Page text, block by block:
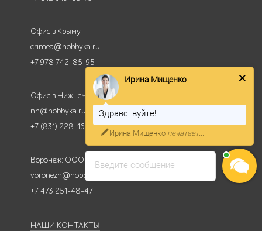
Офис в Крыму
crimea@hobbyka.ru
+7 978 742-85-95
Офис в Нижнем Новгороде
nn@hobbyka.ru
+7 (831) 228-16-84
Воронеж: ООО КМР
voronezh@hobbyka.ru
+7 473 251-48-47
НАШИ КОНТАКТЫ
Введите сообщение
Ирина Мищенко
Здравствуйте!
Ирина Мищенко печатает...